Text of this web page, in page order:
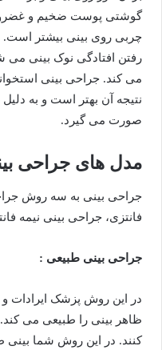
گوشتی پوست ضخیم و
چربی روی بینی بیشتر
رفتن افتادگی نوک بینی می
می کند. جراحی بینی
نتیجه آن بهتر است و به
صورت می گیرد.
مدل های جراحی
جراحی بینی به سه روش
فانتزی، جراحی بینی نیمه
جراحی بینی طبیعی :
در این روش پزشک ایرادات و
ظاهر بینی را طبیعی می
کنند. در این روش شما بینی